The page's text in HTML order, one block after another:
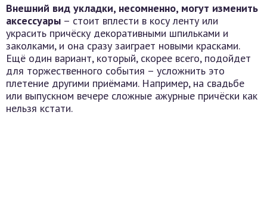
Внешний вид укладки, несомненно, могут изменить
аксессуары – стоит вплести в косу ленту или
украсить причёску декоративными шпильками и
заколками, и она сразу заиграет новыми красками.
Ещё один вариант, который, скорее всего, подойдет
для торжественного события – усложнить это
плетение другими приёмами. Например, на свадьбе
или выпускном вечере сложные ажурные причёски как
нельзя кстати.